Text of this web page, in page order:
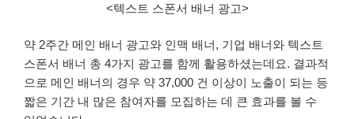
<텍스트 스폰서 배너 광고>
약 2주간 메인 배너 광고와 인맥 배너, 기업 배너와 텍스트
스폰서 배너 총 4가지 광고를 함께 활용하셨는데요. 결과적
으로 메인 배너의 경우 약 37,000 건 이상이 노출이 되는 등
짧은 기간 내 많은 참여자를 모집하는 데 큰 효과를 볼 수